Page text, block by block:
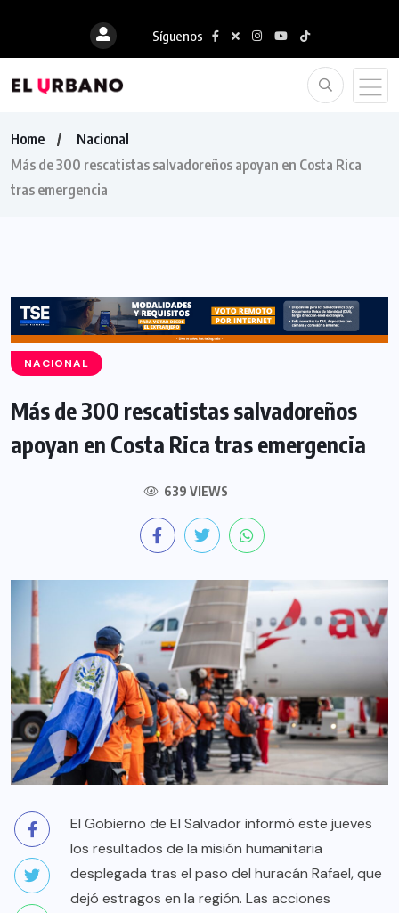
Síguenos
Home
Nacional
Más de 300 rescatistas salvadoreños apoyan en Costa Rica
tras emergencia
NACIONAL
Más de 300 rescatistas salvadoreños
apoyan en Costa Rica tras emergencia
639 VIEWS
El Gobierno de El Salvador informó este jueves
los resultados de la misión humanitaria
desplegada tras el paso del huracán Rafael, que
dejó estragos en la región. Las acciones